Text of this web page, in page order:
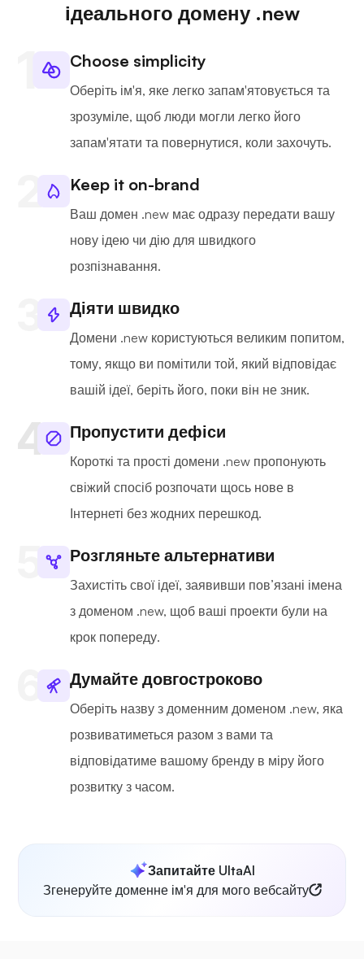
ідеального домену .new
Choose simplicity
Оберіть ім'я, яке легко запам'ятовується та
зрозуміле, щоб люди могли легко його
запам'ятати та повернутися, коли захочуть.
Keep it on-brand
Ваш домен .new має одразу передати вашу
нову ідею чи дію для швидкого
розпізнавання.
Діяти швидко
Домени .new користуються великим попитом,
тому, якщо ви помітили той, який відповідає
вашій ідеї, беріть його, поки він не зник.
Пропустити дефіси
Короткі та прості домени .new пропонують
свіжий спосіб розпочати щось нове в
Інтернеті без жодних перешкод.
Розгляньте альтернативи
Захистіть свої ідеї, заявивши пов’язані імена
з доменом .new, щоб ваші проекти були на
крок попереду.
Думайте довгостроково
Оберіть назву з доменним доменом .new, яка
розвиватиметься разом з вами та
відповідатиме вашому бренду в міру його
розвитку з часом.
Запитайте UltaAI
Згенеруйте доменне ім'я для мого вебсайту